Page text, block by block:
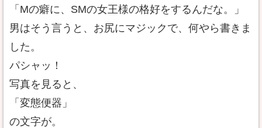
「Mの癖に、SMの女王様の格好をするんだな。」
男はそう言うと、お尻にマジックで、何やら書きま
した。
パシャッ！
写真を見ると、
「変態便器」
の文字が。